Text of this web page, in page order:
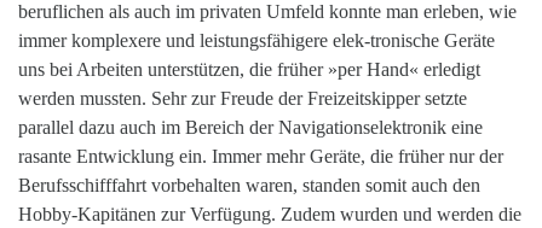
beruflichen als auch im privaten Umfeld konnte man erleben, wie
immer komplexere und leistungsfähigere elek-tronische Geräte
uns bei Arbeiten unterstützen, die früher »per Hand« erledigt
werden mussten. Sehr zur Freude der Freizeitskipper setzte
parallel dazu auch im Bereich der Navigationselektronik eine
rasante Entwicklung ein. Immer mehr Geräte, die früher nur der
Berufsschifffahrt vorbehalten waren, standen somit auch den
Hobby-Kapitänen zur Verfügung. Zudem wurden und werden die